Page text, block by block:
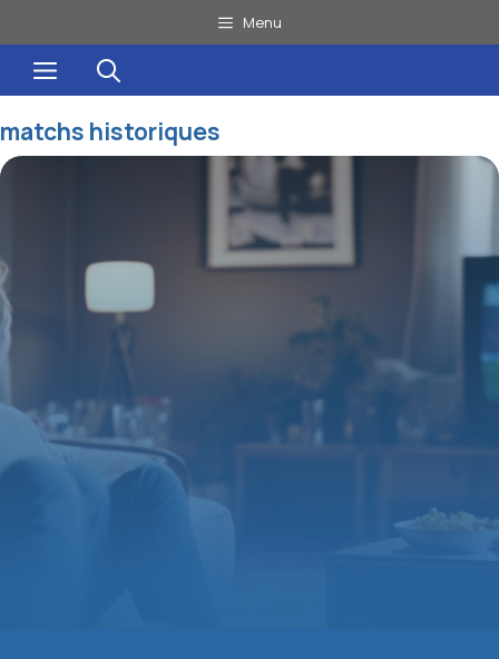
au
contenu
Menu
Menu
matchs historiques